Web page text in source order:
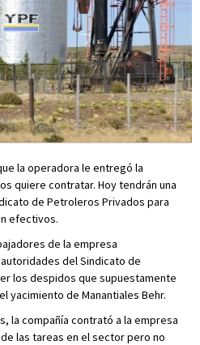
la operadora le entregó la
quiere contratar. Hoy tendrán una
de Petroleros Privados para
efectivos.
de la empresa
del Sindicato de
los despidos que supuestamente
yacimiento de Manantiales Behr.
la compañía contrató a la empresa
las tareas en el sector pero no